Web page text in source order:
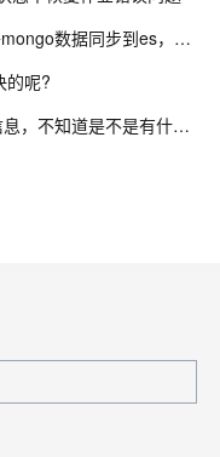
大佬们，我目前的场景是flinkcdc 用sql将mongo数据同步到es，有人做过这样的场景吗？
的呢?
Flink CDC taskManager 一直再报下面信息，不知道是不是有什么问题？